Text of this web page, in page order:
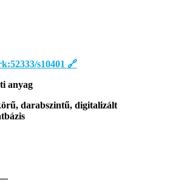
s10401 🔗
anyag
darabszintű, digitalizált